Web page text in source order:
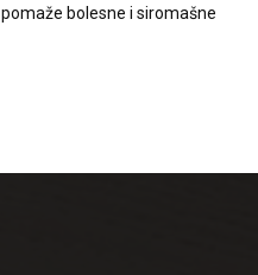
pomaže bolesne i siromašne